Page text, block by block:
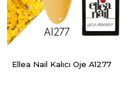
Ellea Nail Kalıcı Oje A1277